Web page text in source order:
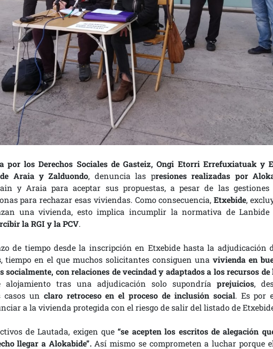
por los Derechos Sociales de Gasteiz, Ongi Etorri Errefuxiatuak y
Araia y Zalduondo, denuncia las presiones realizadas por
y Araia para aceptar sus propuestas, a pesar de las
para rechazar esas viviendas. Como consecuencia,Etxebide,
una vivienda, esto implica incumplir la normativa de
la RGI y la PCV.
de tiempo desde la inscripción en Etxebide hasta la adjudicación
, tiempo en el que muchos solicitantes consiguen unavivienda en
socialmente, con relaciones de vecindad y adaptados a los recursos de
tras una adjudicación solo supondría prejuicios,
casos un claro retroceso en el proceso de inclusión social. Es por
a la vivienda protegida con el riesgo de salir del listado de
de Lautada, exigen que“se acepten los escritos de alegación
llegar a Alokabide”.Así mismo se comprometen a luchar porque